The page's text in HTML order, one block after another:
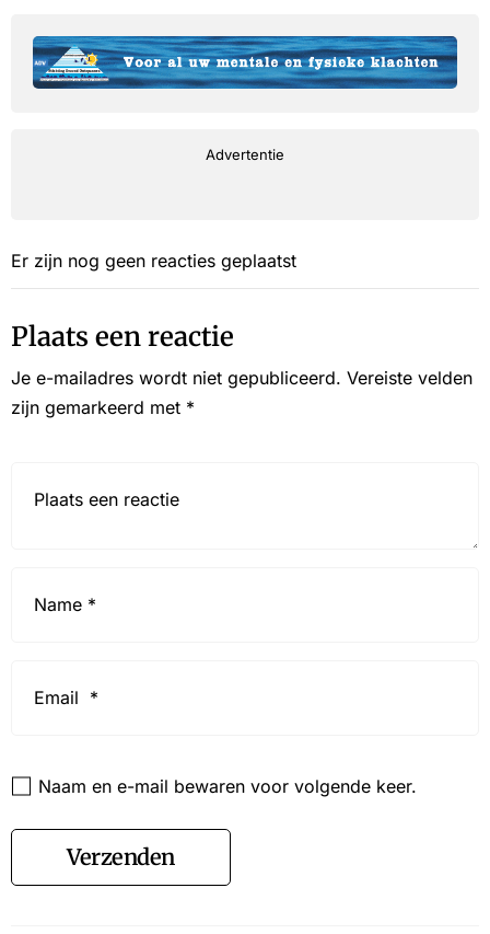
Advertentie
Er zijn nog geen reacties geplaatst
Plaats een reactie
Je e-mailadres wordt niet gepubliceerd. Vereiste velden
zijn gemarkeerd met *
Naam en e-mail bewaren voor volgende keer.
Verzenden